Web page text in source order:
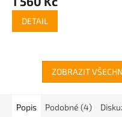
DETAIL
ZOBRAZIT
Popis Podobné (4)